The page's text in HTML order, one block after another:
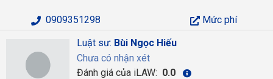
0909351298
Mức phí
Luật sư: Bùi Ngọc Hiếu
Chưa có nhận xét
Đánh giá của iLAW: 0.0